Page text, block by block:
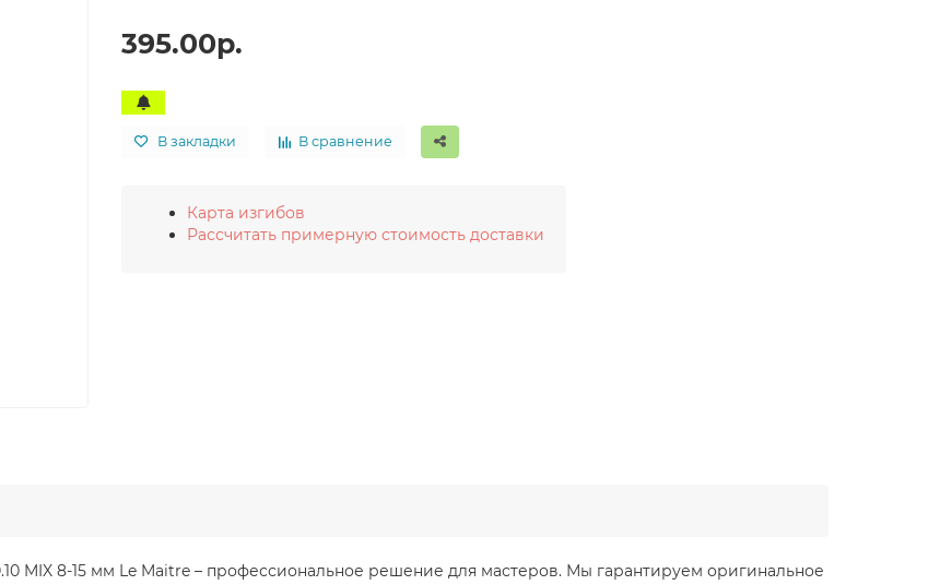
395.00р.
В закладки В сравнение
Карта изгибов
Рассчитать примерную стоимость доставки
MIX 8-15 мм Le Maitre – профессиональное решение для мастеров. Мы гарантируем оригинальное